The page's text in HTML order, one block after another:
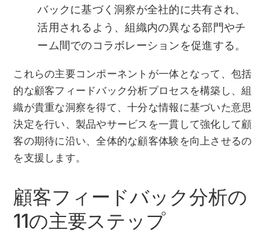
バックに基づく洞察が全社的に共有され、
活用されるよう、組織内の異なる部門やチ
ーム間でのコラボレーションを促進する。
これらの主要コンポーネントが一体となって、包括
的な顧客フィードバック分析プロセスを構築し、組
織が貴重な洞察を得て、十分な情報に基づいた意思
決定を行い、製品やサービスを一貫して強化して顧
客の期待に沿い、全体的な顧客体験を向上させるの
を支援します。
顧客フィードバック分析の
11の主要ステップ